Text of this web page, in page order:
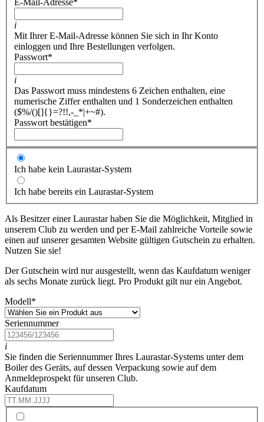
E-Mail-Adresse*
i
Mit Ihrer E-Mail-Adresse können Sie sich in Ihr Konto
einloggen und Ihre Bestellungen verfolgen.
Passwort*
i
Das Passwort muss mindestens 6 Zeichen enthalten, eine
numerische Ziffer enthalten und 1 Sonderzeichen enthalten
($%/()[]{}=?!!,-_*|+~#).
Passwort bestätigen*
Ich habe kein Laurastar-System
Ich habe bereits ein Laurastar-System
Als Besitzer einer Laurastar haben Sie die Möglichkeit, Mitglied in
unserem Club zu werden und per E-Mail zahlreiche Vorteile sowie
einen auf unserer gesamten Website gültigen Gutschein zu erhalten.
Nutzen Sie sie!
Der Gutschein wird nur ausgestellt, wenn das Kaufdatum weniger
als sechs Monate zurück liegt. Pro Produkt gilt nur ein Angebot.
Modell*
Seriennummer
i
Sie finden die Seriennummer Ihres Laurastar-Systems unter dem
Boiler des Geräts, auf dessen Verpackung sowie auf dem
Anmeldeprospekt für unseren Club.
Kaufdatum